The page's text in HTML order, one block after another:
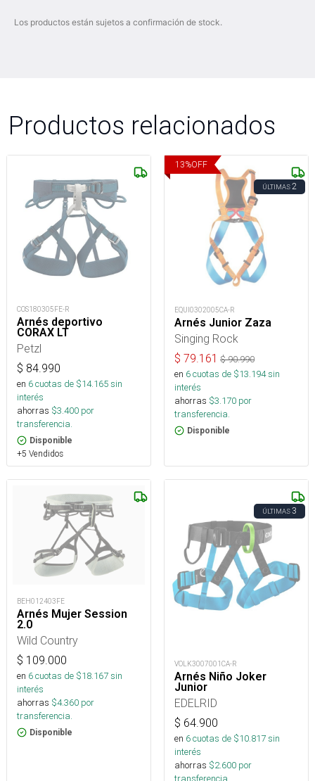
Los productos están sujetos a confirmación de stock.
Productos relacionados
COS180305FE-R
Arnés deportivo
CORAX LT
Petzl
$ 84.990
en 6cuotas de $14.165sin
interés
ahorras $3.400 por
transferencia.
Disponible
+5 Vendidos
13%OFF
ÚLTIMAS2
EQUI0302005CA-R
Arnés Junior Zaza
Singing Rock
$ 79.161 $90.990
en 6cuotas de $13.194sin
interés
ahorras $3.170 por
transferencia.
Disponible
BEH012403FE
Arnés Mujer Session
2.0
Wild Country
$ 109.000
en 6cuotas de $18.167sin
interés
ahorras $4.360 por
transferencia.
Disponible
ÚLTIMAS3
VOLK3007001CA-R
Arnés Niño Joker
Junior
EDELRID
$ 64.900
en 6cuotas de $10.817sin
interés
ahorras $2.600 por